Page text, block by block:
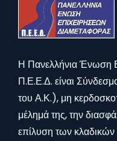
Η Πανελλήνια Ένωση
Π.Ε.Ε.Δ. είναι
του Α.Κ.), μη
μέλημά της, την
επίλυση των